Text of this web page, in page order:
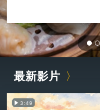
最新影片
3:49